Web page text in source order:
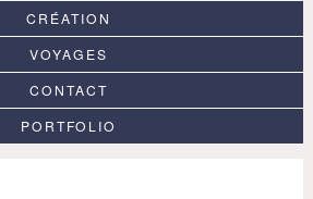
CRÉATION
VOYAGES
CONTACT
PORTFOLIO